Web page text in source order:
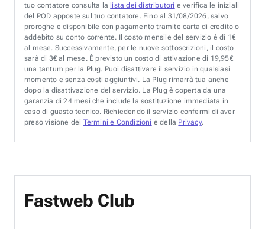
tuo contatore consulta la lista dei distributori e verifica le iniziali
del POD apposte sul tuo contatore. Fino al 31/08/2026, salvo
proroghe e disponibile con pagamento tramite carta di credito o
addebito su conto corrente. Il costo mensile del servizio è di 1€
al mese. Successivamente, per le nuove sottoscrizioni, il costo
sarà di 3€ al mese. È previsto un costo di attivazione di 19,95€
una tantum per la Plug. Puoi disattivare il servizio in qualsiasi
momento e senza costi aggiuntivi. La Plug rimarrà tua anche
dopo la disattivazione del servizio. La Plug è coperta da una
garanzia di 24 mesi che include la sostituzione immediata in
caso di guasto tecnico. Richiedendo il servizio confermi di aver
preso visione dei Termini e Condizioni e della Privacy.
Fastweb Club